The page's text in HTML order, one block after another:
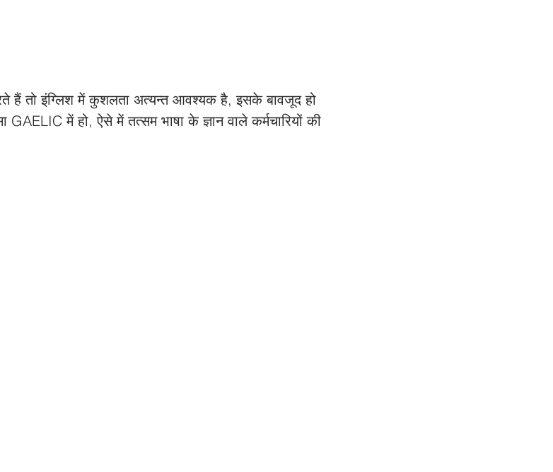
तो इंग्लिश में कुशलता अत्यन्त आवश्यक है, इसके बावजूद हो
में हो, ऐसे में तत्सम भाषा के ज्ञान वाले कर्मचारियों की